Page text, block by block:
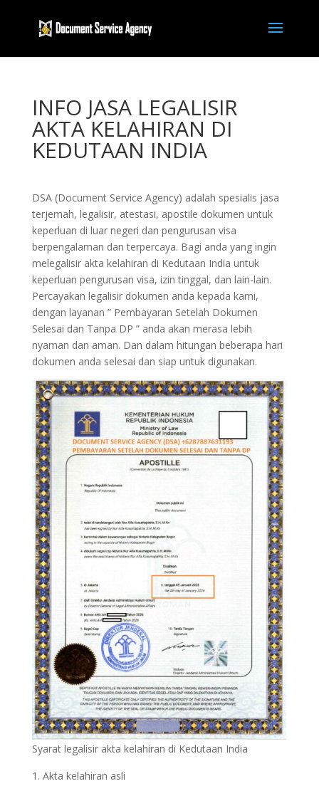
INFO JASA LEGALISIR
AKTA KELAHIRAN DI
KEDUTAAN INDIA
DSA (Document Service Agency) adalah spesialis jasa
terjemah, legalisir, atestasi, apostile dokumen untuk
keperluan di luar negeri dan pengurusan visa
berpengalaman dan terpercaya. Bagi anda yang ingin
melegalisir akta kelahiran di Kedutaan India untuk
keperluan pengurusan visa, izin tinggal, dan lain-lain.
Percayakan legalisir dokumen anda kepada kami,
dengan layanan ” Pembayaran Setelah Dokumen
Selesai dan Tanpa DP ” anda akan merasa lebih
nyaman dan aman. Dan dalam hitungan beberapa hari
dokumen anda selesai dan siap untuk digunakan.
Syarat legalisir akta kelahiran di Kedutaan India
Akta kelahiran asli